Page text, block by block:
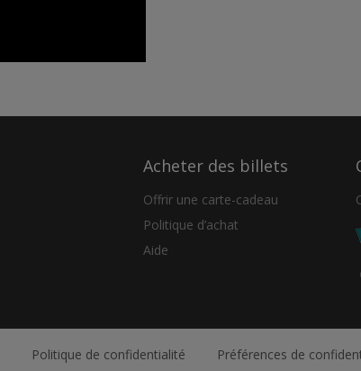
Acheter des billets
Offrir une carte-cadeau
Politique d’achat
Aide
Politique de confidentialité Préférences de